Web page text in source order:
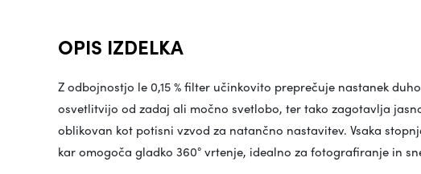
OPIS IZDELKA
Z odbojnostjo le 0,15 % filter učinkovito preprečuje nastanek
osvetlitvijo od zadaj ali močno svetlobo, ter tako zagotavlja
oblikovan kot potisni vzvod za natančno nastavitev. Vsaka
kar omogoča gladko 360° vrtenje, idealno za fotografiranje in